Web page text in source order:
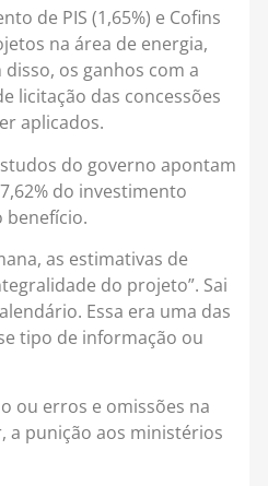
de PIS (1,65%) e Cofins
na área de energia,
os ganhos com a
licitação das concessões
aplicados.
do governo apontam
do investimento
benefício.
as estimativas de
do projeto”. Sai
Essa era uma das
tipo de informação ou
ou erros e omissões na
a punição aos ministérios